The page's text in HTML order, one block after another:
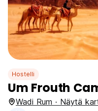
Hostelli
Um Frouth
Wadi Rum · Näytä